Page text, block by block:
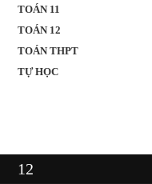
TOÁN 11
TOÁN 12
TOÁN THPT
TỰ HỌC
12